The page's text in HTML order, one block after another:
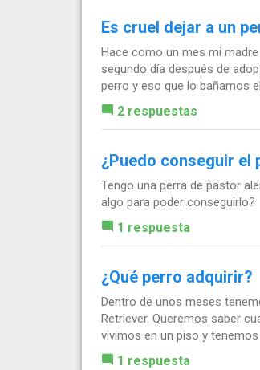
Es cruel dejar a un
Hace como un mes mi
segundo día después de
perro y eso que lo bañamos
2 respuestas
¿Puedo conseguir el
Tengo una perra de pastor
algo para poder conseguirlo?
1 respuesta
¿Qué perro adquirir?
Dentro de unos meses
Retriever. Queremos saber
vivimos en un piso y
1 respuesta